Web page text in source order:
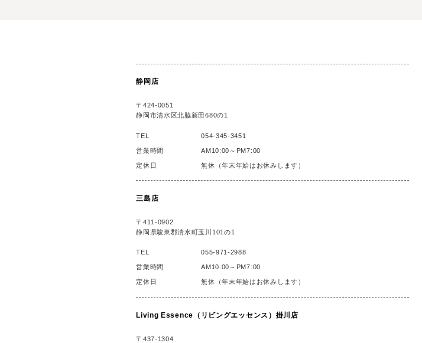
静岡店
〒424-0051
静岡市清水区北脇新田680の1
TEL 054-345-3451
営業時間 AM10:00～PM7:00
定休日 無休（年末年始はお休みします）
三島店
〒411-0902
静岡県駿東郡清水町玉川101の1
TEL 055-971-2988
営業時間 AM10:00～PM7:00
定休日 無休（年末年始はお休みします）
Living Essence（リビングエッセンス）掛川店
〒437-1304